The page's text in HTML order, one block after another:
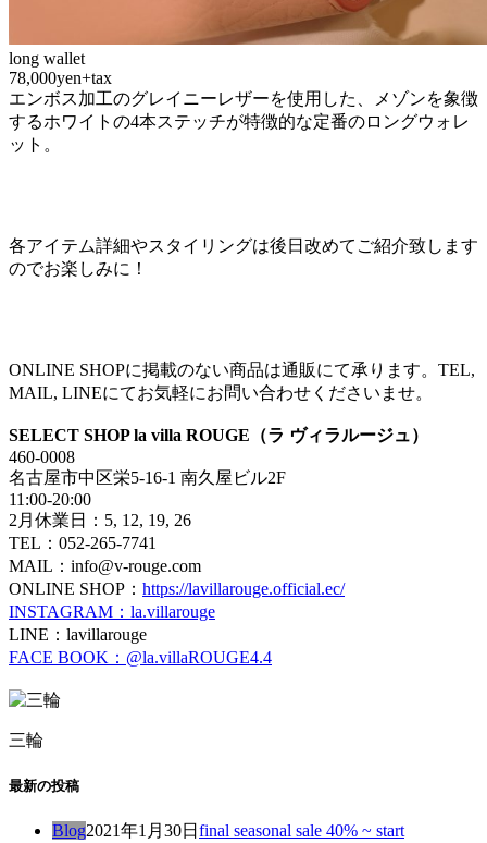
long wallet
78,000yen+tax
エンボス加工のグレイニーレザーを使用した、メゾンを象徴
するホワイトの4本ステッチが特徴的な定番のロングウォレ
ット。
各アイテム詳細やスタイリングは後日改めてご紹介致します
のでお楽しみに！
ONLINE SHOPに掲載のない商品は通販にて承ります。TEL,
MAIL, LINEにてお気軽にお問い合わせくださいませ。
SELECT SHOP la villa ROUGE（ラ ヴィラルージュ）
460-0008
名古屋市中区栄5-16-1 南久屋ビル2F
11:00-20:00
2月休業日：5, 12, 19, 26
TEL：052-265-7741
MAIL：info@v-rouge.com
ONLINE SHOP： https://lavillarouge.official.ec/
INSTAGRAM：la.villarouge
LINE：lavillarouge
FACE BOOK：@la.villaROUGE4.4
三輪
最新の投稿
Blog2021年1月30日 final seasonal sale 40% ~ start